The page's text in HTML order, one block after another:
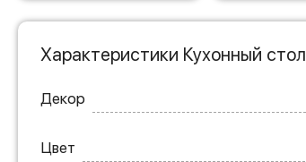
Характеристики Кухонный
Декор
Цвет